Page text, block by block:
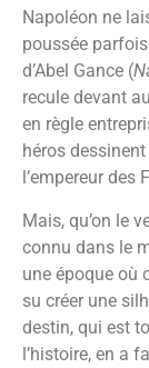
Napoléon ne
poussée
d’Abel Gance (
recule devant
en règle
héros
l’empereur des
Mais, qu’on le
connu dans le
une époque où
su créer une
destin, qui est
l’histoire, en a